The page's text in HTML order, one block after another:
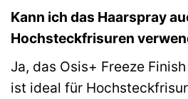
Kann ich das Haarspray
Hochsteckfrisuren
Ja, das Osis+ Freeze
ist ideal für